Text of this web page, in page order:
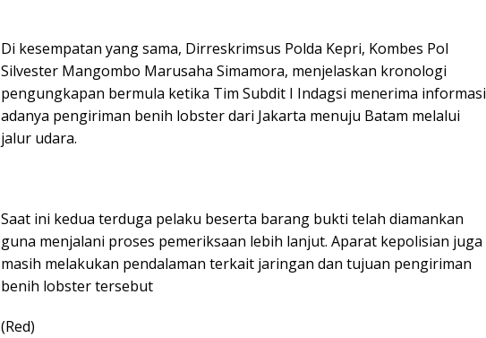
Di kesempatan yang sama, Dirreskrimsus Polda Kepri, Kombes Pol
Silvester Mangombo Marusaha Simamora, menjelaskan kronologi
pengungkapan bermula ketika Tim Subdit I Indagsi menerima informasi
adanya pengiriman benih lobster dari Jakarta menuju Batam melalui
jalur udara.
Saat ini kedua terduga pelaku beserta barang bukti telah diamankan
guna menjalani proses pemeriksaan lebih lanjut. Aparat kepolisian juga
masih melakukan pendalaman terkait jaringan dan tujuan pengiriman
benih lobster tersebut
(Red)